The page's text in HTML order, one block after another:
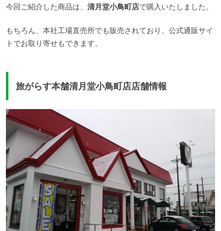
今回ご紹介した商品は、 清月堂小鳥町店で購入いたしました。
もちろん、本社工場直売所でも販売されており、公式通販サイ
トでお取り寄せもできます。
旅がらす本舗清月堂小鳥町店店舗情報